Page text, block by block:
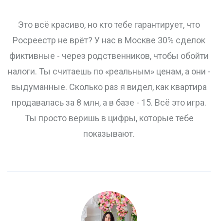
Это всё красиво, но кто тебе гарантирует, что
Росреестр не врёт? У нас в Москве 30% сделок
фиктивные - через родственников, чтобы обойти
налоги. Ты считаешь по «реальным» ценам, а они -
выдуманные. Сколько раз я видел, как квартира
продавалась за 8 млн, а в базе - 15. Всё это игра.
Ты просто веришь в цифры, которые тебе
показывают.